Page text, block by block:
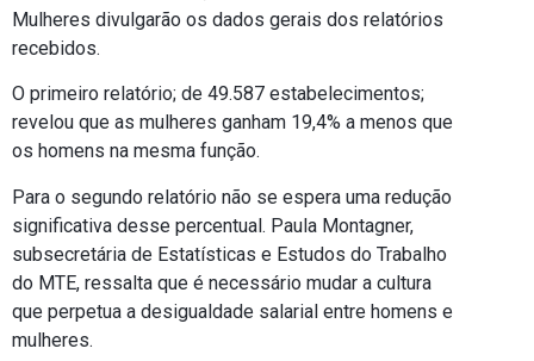
Mulheres divulgarão os dados gerais dos relatórios
recebidos.
O primeiro relatório; de 49.587 estabelecimentos;
revelou que as mulheres ganham 19,4% a menos que
os homens na mesma função.
Para o segundo relatório não se espera uma redução
significativa desse percentual. Paula Montagner,
subsecretária de Estatísticas e Estudos do Trabalho
do MTE, ressalta que é necessário mudar a cultura
que perpetua a desigualdade salarial entre homens e
mulheres.